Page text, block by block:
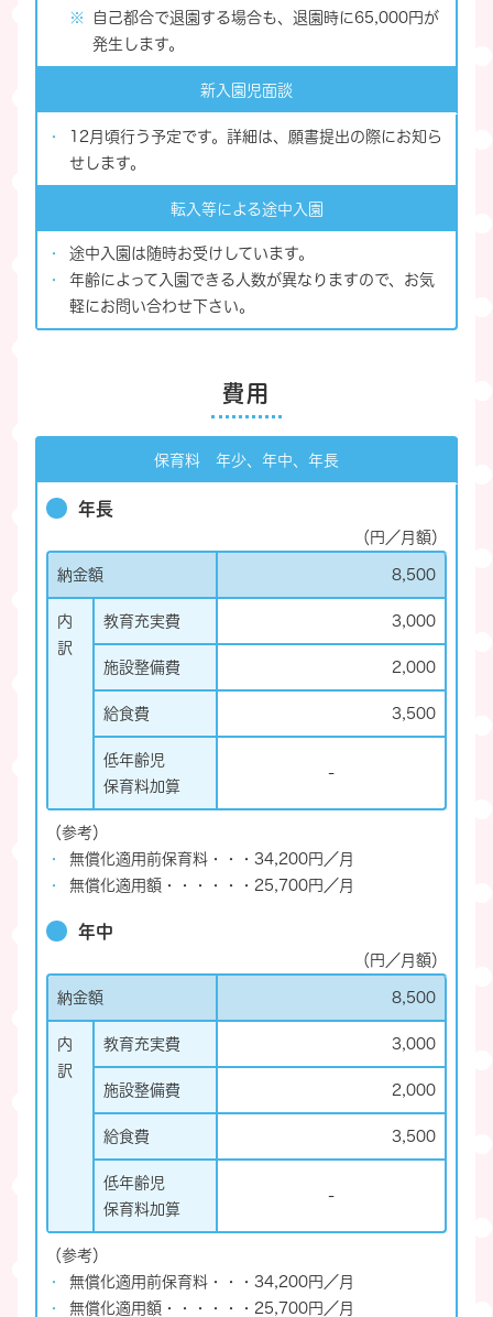
自己都合で退園する場合も、退園時に65,000円が
発生します。
新入園児面談
12月頃行う予定です。詳細は、願書提出の際にお知ら
せします。
転入等による途中入園
途中入園は随時お受けしています。
年齢によって入園できる人数が異なりますので、お気
軽にお問い合わせ下さい。
費用
保育料 年少、年中、年長
年長
（円／月額）
納金額
8,500
内
訳
教育充実費 3,000
施設整備費 2,000
給食費 3,500
低年齢児
保育料加算
-
（参考）
無償化適用前保育料・・・34,200円／月
無償化適用額・・・・・・25,700円／月
年中
（円／月額）
納金額
8,500
内
訳
教育充実費 3,000
施設整備費 2,000
給食費 3,500
低年齢児
保育料加算
-
（参考）
無償化適用前保育料・・・34,200円／月
無償化適用額・・・・・・25,700円／月